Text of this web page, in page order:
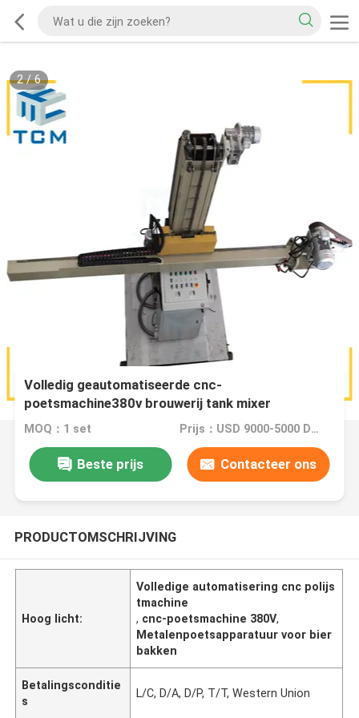
2/6
Volledig geautomatiseerde cnc-
poetsmachine380v brouwerij tank mixer
metaalpoetsapparatuur
MOQ：1 set Prijs：USD 9000-5000 Dollar per set
Beste prijs Contacteer ons
PRODUCTOMSCHRIJVING
Hoog licht:
Volledige automatisering cnc polijs
tmachine
, cnc-poetsmachine 380V,
Metalenpoetsapparatuur voor bier
bakken
Betalingsconditie
s
L/C, D/A, D/P, T/T, Western Union